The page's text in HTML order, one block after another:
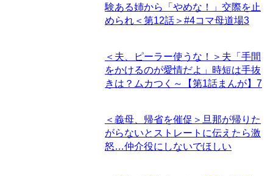
験ある姉から「やめな！」交際を止
められ＜第12話＞#4コマ母道場3
＜夫、ピーラー使うな！＞夫「手間
をかけるのが愛情だよ」時短は手抜
きは？ムカつく～【第1話まんが】 7
＜義母、帰省を催促＞旦那が帰りた
がらないとストレートに伝えたら激
怒…仲介役にしないでほしい